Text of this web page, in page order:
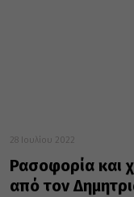
28 Ιουλίου 2022
Ρασοφορία και
από τον